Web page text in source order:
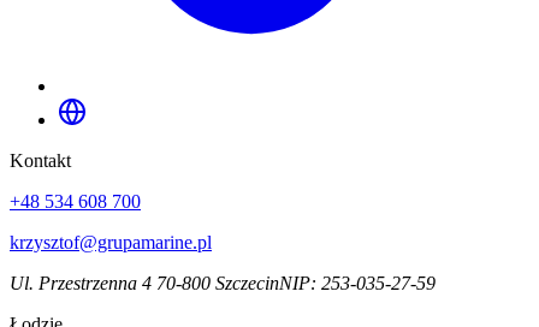
Kontakt
+48 534 608 700
krzysztof@grupamarine.pl
Ul. Przestrzenna 4 70-800 SzczecinNIP: 253-035-27-59